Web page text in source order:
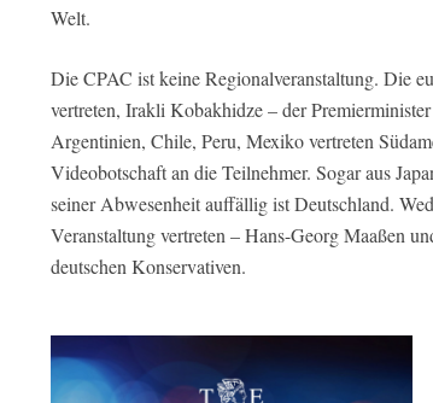
Welt.
Die CPAC ist keine Regionalveranstaltung. Die
vertreten, Irakli Kobakhidze – der
Argentinien, Chile, Peru, Mexiko vertreten
Videobotschaft an die Teilnehmer. Sogar aus
seiner Abwesenheit auffällig ist Deutschland.
Veranstaltung vertreten – Hans-Georg Maaßen
deutschen Konservativen.